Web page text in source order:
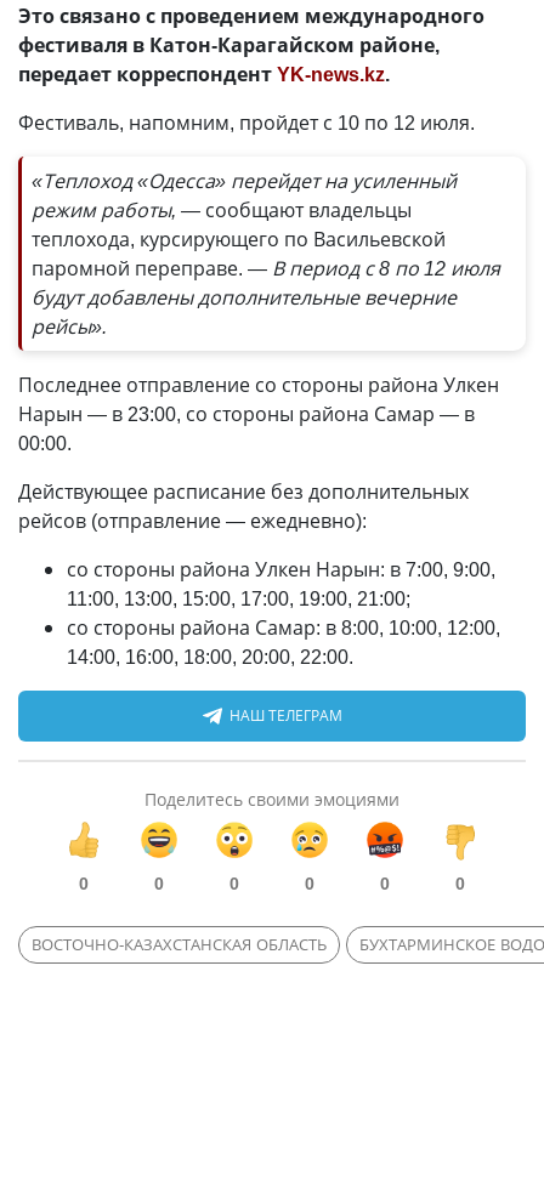
Это связано с проведением международного
фестиваля в Катон-Карагайском районе,
передает корреспондентYK-news.kz.
Фестиваль, напомним, пройдет с 10 по 12 июля.
«Теплоход «Одесса» перейдет на усиленный
режим работы, — сообщают владельцы
теплохода, курсирующего по Васильевской
паромной переправе. — В период с 8 по 12 июля
будут добавлены дополнительные вечерние
рейсы».
Последнее отправление со стороны района Улкен
Нарын — в 23:00, со стороны района Самар — в
00:00.
Действующее расписание без дополнительных
рейсов (отправление — ежедневно):
со стороны района Улкен Нарын: в 7:00, 9:00,
11:00, 13:00, 15:00, 17:00, 19:00, 21:00;
со стороны района Самар: в 8:00, 10:00, 12:00,
14:00, 16:00, 18:00, 20:00, 22:00.
НАШ ТЕЛЕГРАМ
Поделитесь своими эмоциями
0 0 0 0 0 0
ВОСТОЧНО-КАЗАХСТАНСКАЯ ОБЛАСТЬ БУХТАРМИНСКОЕ